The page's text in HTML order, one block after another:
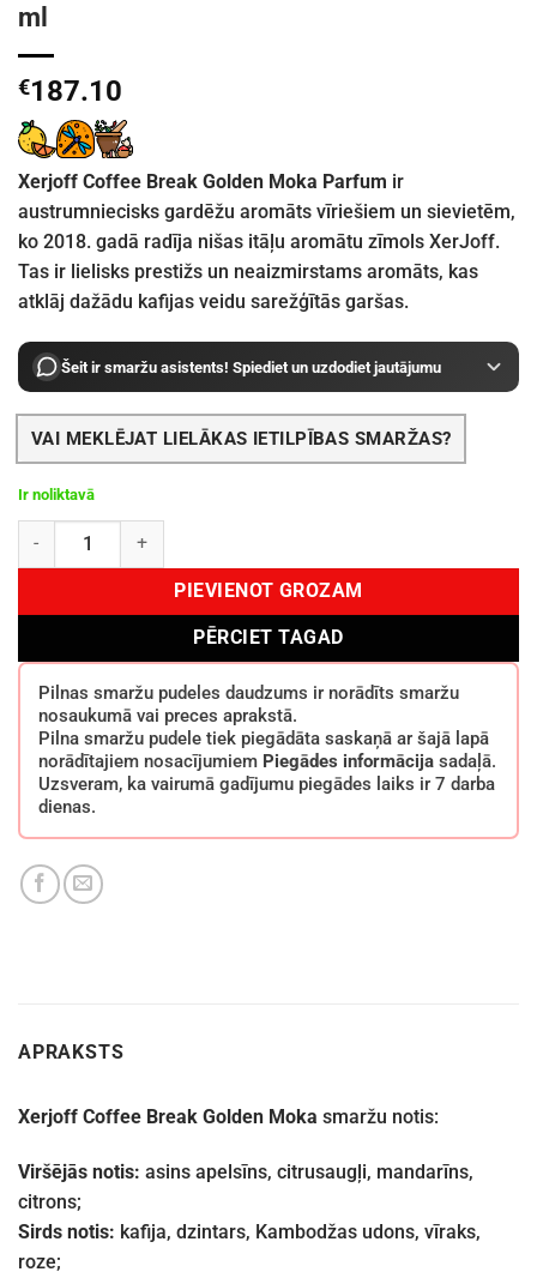
ml
€187.10
Xerjoff Coffee Break Golden Moka Parfum ir
austrumniecisks gardēžu aromāts vīriešiem un sievietēm,
ko 2018. gadā radīja nišas itāļu aromātu zīmols XerJoff.
Tas ir lielisks prestižs un neaizmirstams aromāts, kas
atklāj dažādu kafijas veidu sarežģītās garšas.
Šeit ir smaržu asistents! Spiediet un uzdodiet jautājumu
VAI MEKLĒJAT LIELĀKAS IETILPĪBAS SMARŽAS?
Ir noliktavā
Xerjoff Coffee Break Golden Moka EDP 50 ml daudzums
PIEVIENOT GROZAM
PĒRCIET TAGAD
Pilnas smaržu pudeles daudzums ir norādīts smaržu
nosaukumā vai preces aprakstā.
Pilna smaržu pudele tiek piegādāta saskaņā ar šajā lapā
norādītajiem nosacījumiem Piegādes informācija sadaļā.
Uzsveram, ka vairumā gadījumu piegādes laiks ir 7 darba
dienas.
APRAKSTS
Xerjoff Coffee Break Golden Moka smaržu notis:
Viršējās notis: asins apelsīns, citrusaugļi, mandarīns,
citrons;
Sirds notis: kafija, dzintars, Kambodžas udons, vīraks,
roze;